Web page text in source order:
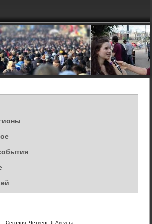
Сегодня: Четверг, 6 Августа